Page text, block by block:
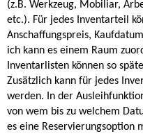
(z.B. Werkzeug, Mobiliar,
etc.). Für jedes Inventarteil
Anschaffungspreis,
ich kann es einem Raum
Inventarlisten können so
Zusätzlich kann für jedes
werden. In der
von wem bis zu welchem
es eine Reservierungsoption